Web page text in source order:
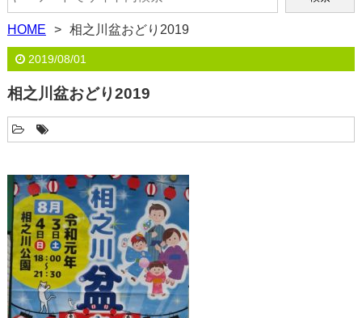
HOME 相之川盆おどり2019
2019/08/01
相之川盆おどり2019